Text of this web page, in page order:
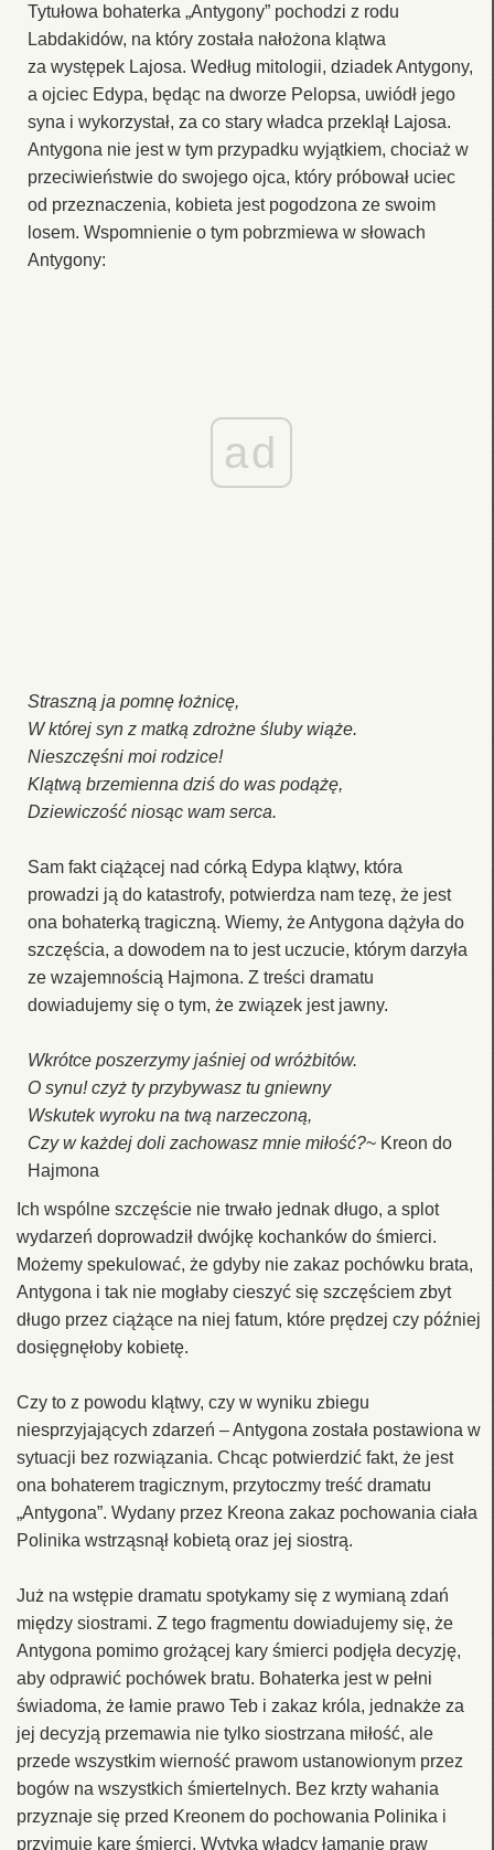
Tytułowa bohaterka „Antygony” pochodzi z rodu
Labdakidów, na który została nałożona klątwa
za występek Lajosa. Według mitologii, dziadek Antygony,
a ojciec Edypa, będąc na dworze Pelopsa, uwiódł jego
syna i wykorzystał, za co stary władca przeklął Lajosa.
Antygona nie jest w tym przypadku wyjątkiem, chociaż w
przeciwieństwie do swojego ojca, który próbował uciec
od przeznaczenia, kobieta jest pogodzona ze swoim
losem. Wspomnienie o tym pobrzmiewa w słowach
Antygony:
ad
Straszną ja pomnę łożnicę,
W której syn z matką zdrożne śluby wiąże.
Nieszczęśni moi roǳice!
Klątwą brzemienna ǳiś do was podążę,
ǲiewiczość niosąc wam serca.
Sam fakt ciążącej nad córką Edypa klątwy, która
prowadzi ją do katastrofy, potwierdza nam tezę, że jest
ona bohaterką tragiczną. Wiemy, że Antygona dążyła do
szczęścia, a dowodem na to jest uczucie, którym darzyła
ze wzajemnością Hajmona. Z treści dramatu
dowiadujemy się o tym, że związek jest jawny.
Wkrótce poszerzymy jaśniej od wróżbitów.
O synu! czyż ty przybywasz tu gniewny
Wskutek wyroku na twą narzeczoną,
Czy w każdej doli zachowasz mnie miłość?~ Kreon do
Hajmona
Ich wspólne szczęście nie trwało jednak długo, a splot
wydarzeń doprowadził dwójkę kochanków do śmierci.
Możemy spekulować, że gdyby nie zakaz pochówku brata,
Antygona i tak nie mogłaby cieszyć się szczęściem zbyt
długo przez ciążące na niej fatum, które prędzej czy później
dosięgnęłoby kobietę.
Czy to z powodu klątwy, czy w wyniku zbiegu
niesprzyjających zdarzeń – Antygona została postawiona w
sytuacji bez rozwiązania. Chcąc potwierdzić fakt, że jest
ona bohaterem tragicznym, przytoczmy treść dramatu
„Antygona”. Wydany przez Kreona zakaz pochowania ciała
Polinika wstrząsnął kobietą oraz jej siostrą.
Już na wstępie dramatu spotykamy się z wymianą zdań
między siostrami. Z tego fragmentu dowiadujemy się, że
Antygona pomimo grożącej kary śmierci podjęła decyzję,
aby odprawić pochówek bratu. Bohaterka jest w pełni
świadoma, że łamie prawo Teb i zakaz króla, jednakże za
jej decyzją przemawia nie tylko siostrzana miłość, ale
przede wszystkim wierność prawom ustanowionym przez
bogów na wszystkich śmiertelnych. Bez krzty wahania
przyznaje się przed Kreonem do pochowania Polinika i
przyjmuje karę śmierci. Wytyka władcy łamanie praw